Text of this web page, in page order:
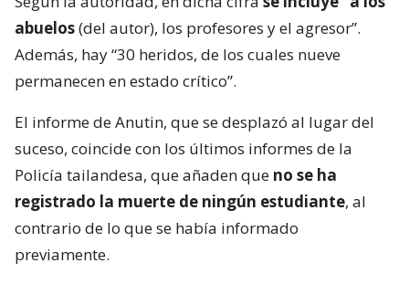
abuelos(del autor), los profesores y el agresor”.
Además, hay “30 heridos, de los cuales nueve
permanecen en estado crítico”.
El informe de Anutin, que se desplazó al lugar del
suceso, coincide con los últimos informes de la
Policía tailandesa, que añaden que no se ha
registrado la muerte de ningún estudiante, al
contrario de lo que se había informado
previamente.